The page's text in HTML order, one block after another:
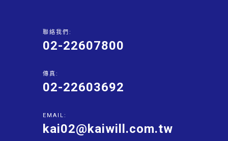
聯絡我們:
02-22607800
傳真:
02-22603692
EMAIL:
kai02@kaiwill.com.tw